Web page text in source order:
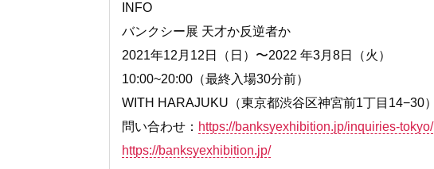
INFO
バンクシー展 天才か反逆者か
2021年12月12日（日）〜2022 年3月8日（火）
10:00~20:00（最終入場30分前）
WITH HARAJUKU（東京都渋谷区神宮前1丁目14−30）
問い合わせ： https://banksyexhibition.jp/inquiries-tokyo/
https://banksyexhibition.jp/